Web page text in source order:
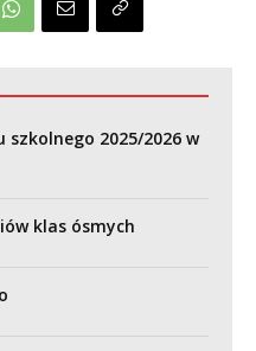
2025/2026 w
klas ósmych